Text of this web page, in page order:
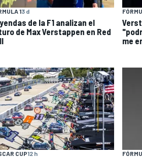
13 d
de la F1 analizan el
de Max Verstappen en Red
me
CUP12 h